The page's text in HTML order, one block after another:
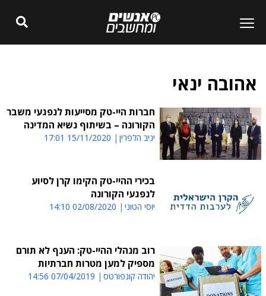
אהובה ינאי
חברות היי-טק מסייעות לנפגעי משבר
הקורונה – בשיתוף נשיא המדינה
יניב הלפרין 15/11/2020 17:01
בכירי ההיי-טק הקימו קרן לסיוע
לנפגעי הקורונה
יוסי הטוני 02/08/2020 14:10
רוב מנהלי ההיי-טק: הענף לא תורם
מספיק למען מטרות חברתיות
יהודה קונפורטס 07/04/2019 14:56